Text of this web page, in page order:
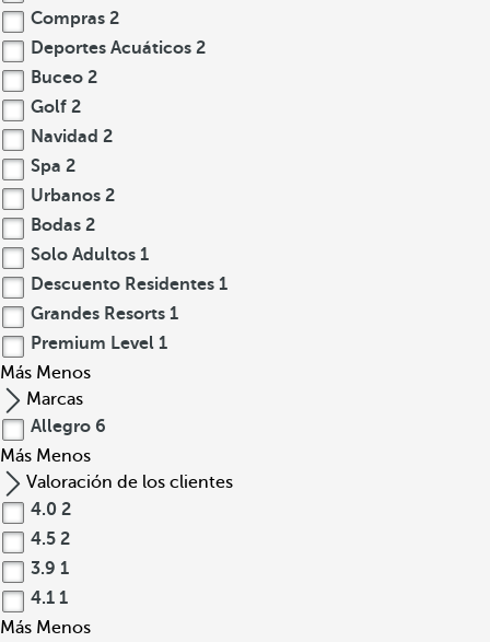
Compras 2
Deportes Acuáticos 2
Buceo 2
Golf 2
Navidad 2
Spa 2
Urbanos 2
Bodas 2
Solo Adultos 1
Descuento Residentes 1
Grandes Resorts 1
Premium Level 1
Más Menos
Marcas
Allegro 6
Más Menos
Valoración de los clientes
4.0 2
4.5 2
3.9 1
4.1 1
Más Menos